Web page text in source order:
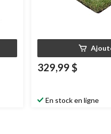
329,99 $
En stock en ligne